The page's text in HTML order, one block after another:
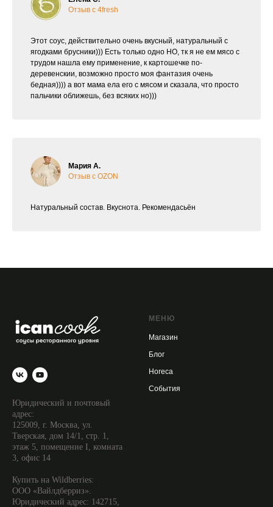
Отзыв с 4fresh
Этот соус, действительно очень вкусный, натуральный с
ягодками брусники))) Есть только одно НО, тк я не ем мясо с
трудом нашла ему применение, к картошечке по-
деревенскии, возможно просто моя фантазия очень
бедная)))) а вот мама ела его с мясом и сказала, что просто
пальчики оближешь, без всяких но)))
Мария А.
Отзыв с OZON
Натуральный состав. Вкуснота. Рекомендасьён
Юридический и почтовый
адрес:
125009, г. Москва, ул.
Тверская, дом 14/1, стр. 1,
этаж 5, помещение I, комната
3, офис 14
Купить на Wildberries:
ООО «Вайлдберриз».
Юридический адрес: 142715,
МЕНЮ
Магазин
Блог
Horecа
События